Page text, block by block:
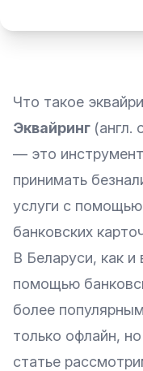
Что такое
Эквайринг (англ.
— это
принимать
услуги с
банковских
В Беларуси, как
помощью
более
только офлайн,
статье